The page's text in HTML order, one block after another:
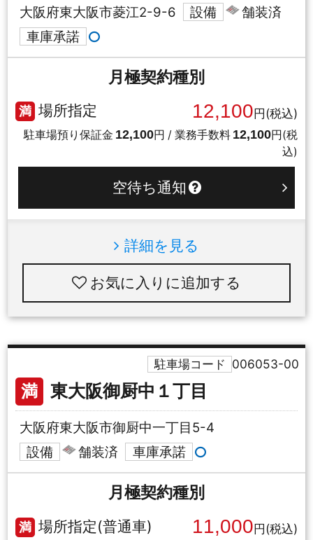
大阪府東大阪市菱江2-9-6 設備
舗装済
車庫承諾
月極契約種別
満 場所指定 12,100円(税込)
駐車場預り保証金 12,100円 / 業務手数料 12,100円(税
込)
空待ち通知
詳細を見る
お気に入りに追加
満 東大阪御厨中１丁目
大阪府東大阪市御厨中一丁目5-4
設備
舗装済 車庫承諾
駐車場コード 006053-00
月極契約種別
満 場所指定(普通車) 11,000円(税込)